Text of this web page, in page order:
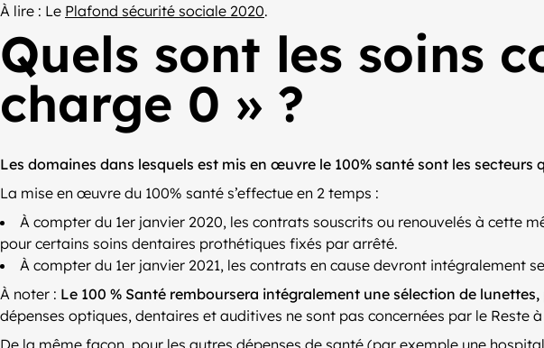
À lire : Le Plafond sécurité sociale 2020.
Quels sont les soins
charge 0 » ?
Les domaines dans lesquels est mis en œuvre le 100% santé sont les secteurs
La mise en œuvre du 100% santé s’effectue en 2 temps :
À compter du 1er janvier 2020, les contrats souscrits ou renouvelés à cette
pour certains soins dentaires prothétiques fixés par arrêté.
À compter du 1er janvier 2021, les contrats en cause devront intégralement
À noter : Le 100 % Santé remboursera intégralement une sélection de
dépenses optiques, dentaires et auditives ne sont pas concernées par le Reste
De la même façon, pour les autres dépenses de santé (par exemple une